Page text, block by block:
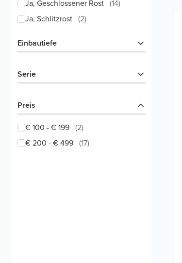
Ja, Geschlossener Rost (14)
Ja, Schlitzrost (2)
Einbautiefe
Serie
Preis
€ 100 - € 199 (2)
€ 200 - € 499 (17)